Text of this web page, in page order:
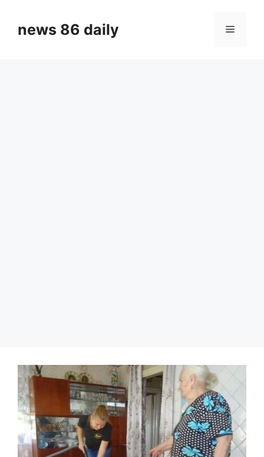
contentnews 86 daily Menu